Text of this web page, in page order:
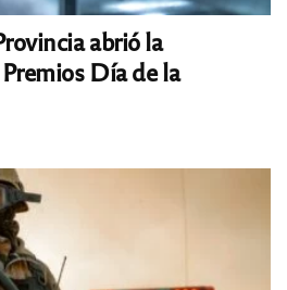
abrió la
Día de la